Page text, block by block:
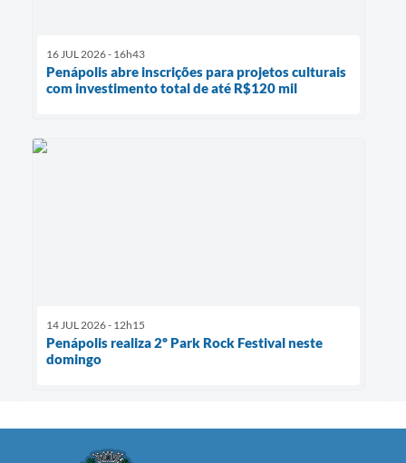
16 JUL 2026 - 16h43
Penápolis abre inscrições para projetos culturais
com investimento total de até R$120 mil
14 JUL 2026 - 12h15
Penápolis realiza 2º Park Rock Festival neste
domingo